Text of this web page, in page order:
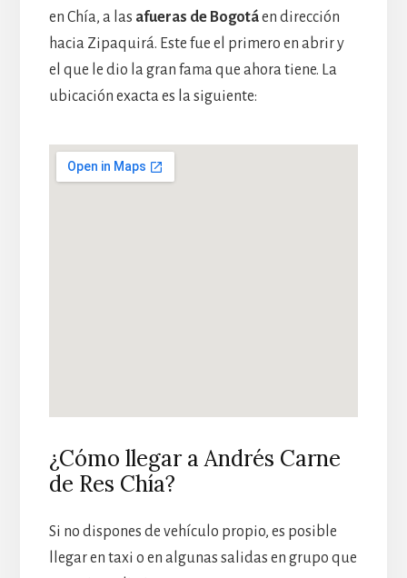
en Chía, a las afueras de Bogotáen dirección
hacia Zipaquirá. Este fue el primero en abrir y
el que le dio la gran fama que ahora tiene. La
ubicación exacta es la siguiente:
¿Cómo llegar a Andrés Carne
de Res Chía?
Si no dispones de vehículo propio, es posible
llegar en taxi o en algunas salidas en grupo que